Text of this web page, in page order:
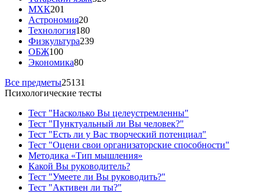
МХК201
Астрономия20
Технология180
Физкультура239
ОБЖ100
Экономика80
Все предметы25131
Психологические тесты
Тест "Насколько Вы целеустремленны"
Тест "Пунктуальный ли Вы человек?"
Тест "Есть ли у Вас творческий потенциал"
Тест "Оцени свои организаторские способности"
Методика «Тип мышления»
Какой Вы руководитель?
Тест "Умеете ли Вы руководить?"
Тест "Активен ли ты?"